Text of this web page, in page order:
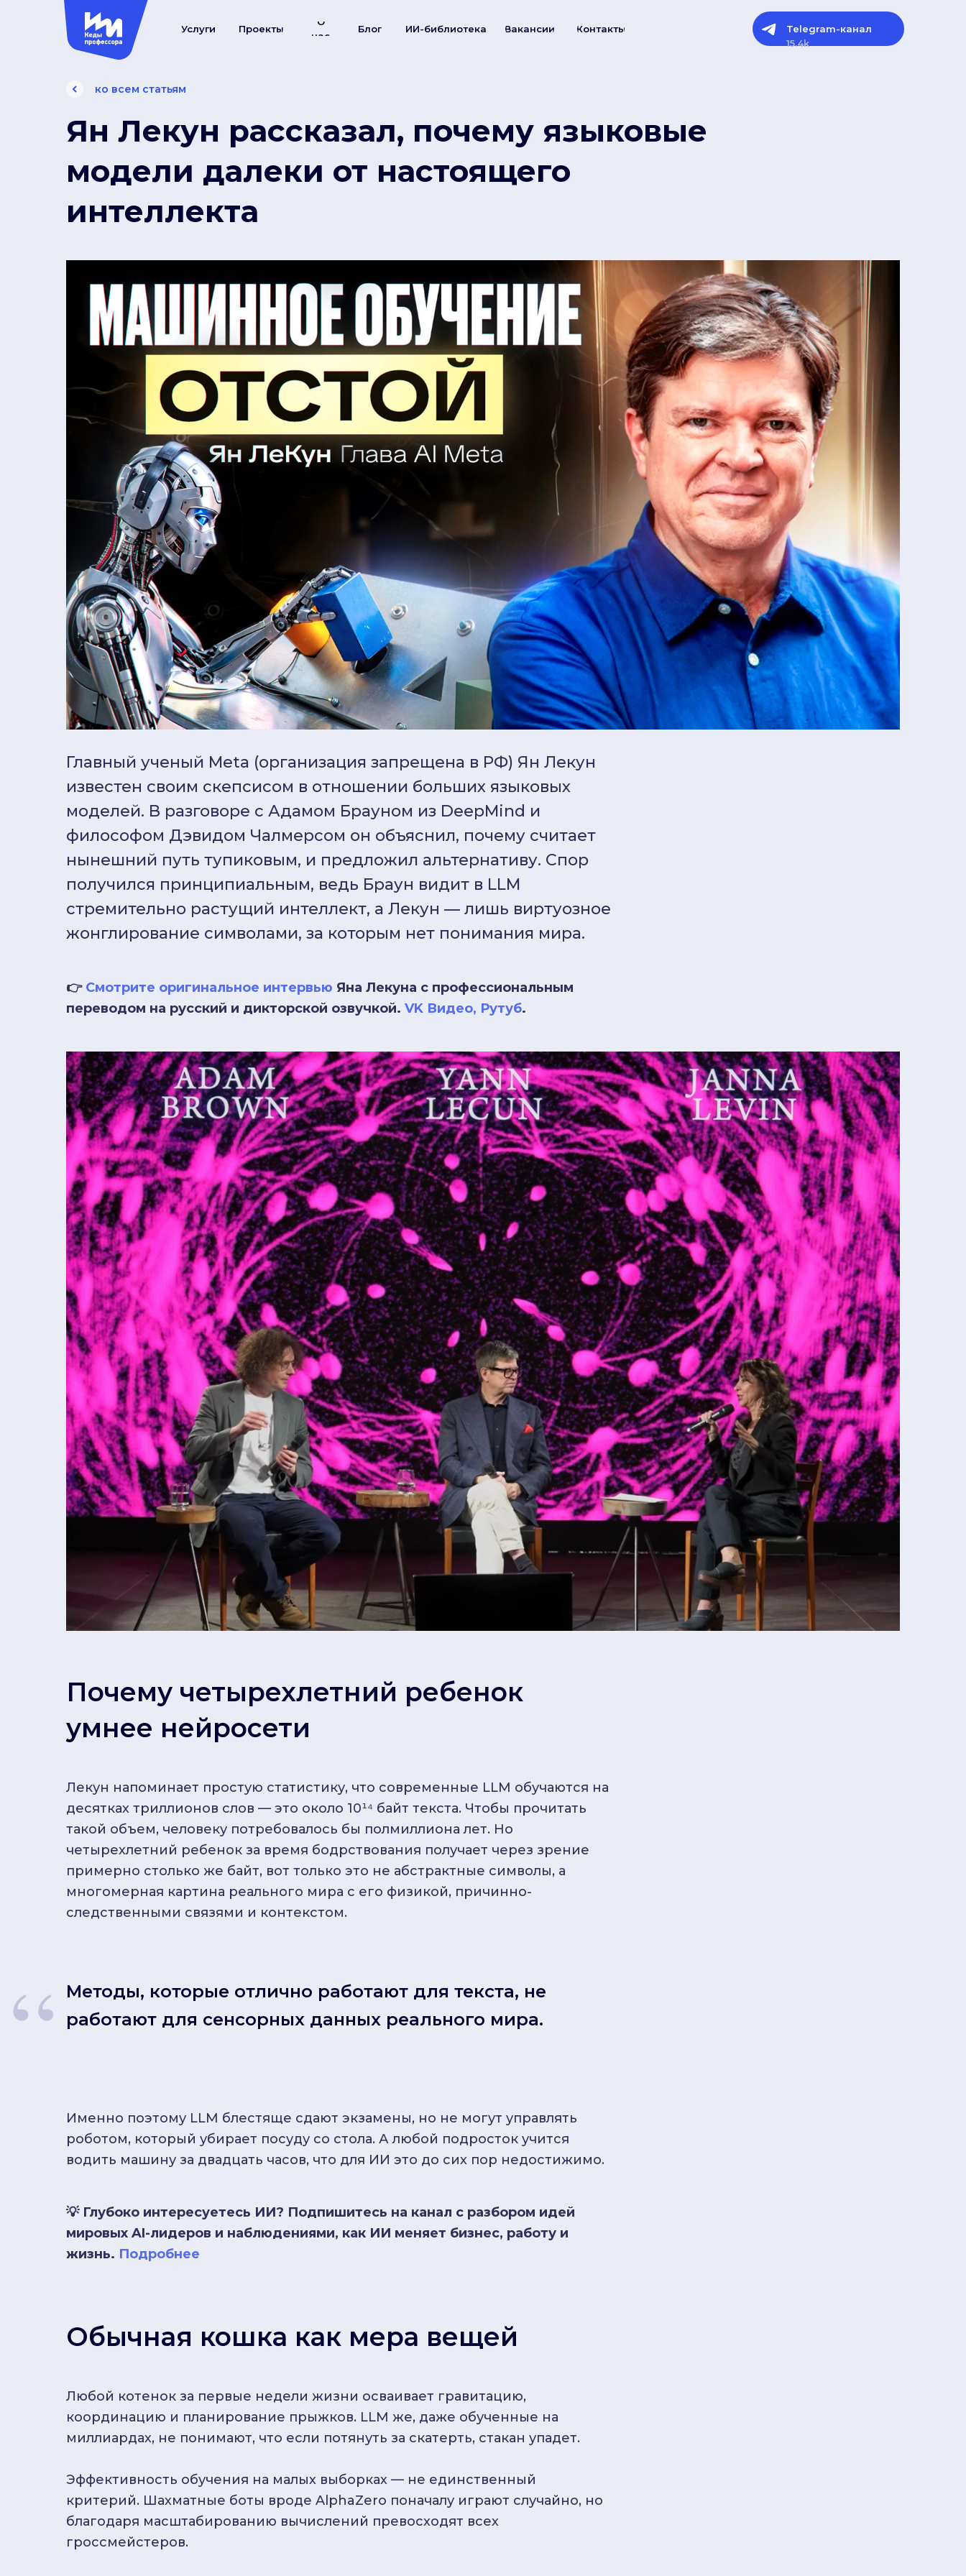
Услуги Проекты
О
нас
Блог Вакансии
ИИ-библиотека Контакты
Telegram-канал
15.4k
ко всем статьям
Ян Лекун рассказал, почему языковые
модели далеки от настоящего
интеллекта
Главный ученый Meta (организация запрещена в РФ) Ян Лекун
известен своим скепсисом в отношении больших языковых
моделей. В разговоре с Адамом Брауном из DeepMind и
философом Дэвидом Чалмерсом он объяснил, почему считает
нынешний путь тупиковым, и предложил альтернативу. Спор
получился принципиальным, ведь Браун видит в LLM
стремительно растущий интеллект, а Лекун — лишь виртуозное
жонглирование символами, за которым нет понимания мира.
👉 Смотрите оригинальное интервью Яна Лекуна с профессиональным
переводом на русский и дикторской озвучкой. VK Видео, Рутуб.
Почему четырехлетний ребенок
умнее нейросети
Лекун напоминает простую статистику, что современные LLM обучаются на
десятках триллионов слов — это около 10¹⁴ байт текста. Чтобы прочитать
такой объем, человеку потребовалось бы полмиллиона лет. Но
четырехлетний ребенок за время бодрствования получает через зрение
примерно столько же байт, вот только это не абстрактные символы, а
многомерная картина реального мира с его физикой, причинно-
следственными связями и контекстом.
“
Методы, которые отлично работают для текста, не
работают для сенсорных данных реального мира.
Именно поэтому LLM блестяще сдают экзамены, но не могут управлять
роботом, который убирает посуду со стола. А любой подросток учится
водить машину за двадцать часов, что для ИИ это до сих пор недостижимо.
💡 Глубоко интересуетесь ИИ? Подпишитесь на канал с разбором идей
мировых AI-лидеров и наблюдениями, как ИИ меняет бизнес, работу и
жизнь. Подробнее
Обычная кошка как мера вещей
Любой котенок за первые недели жизни осваивает гравитацию,
координацию и планирование прыжков. LLM же, даже обученные на
миллиардах, не понимают, что если потянуть за скатерть, стакан упадет.
Эффективность обучения на малых выборках — не единственный
критерий. Шахматные боты вроде AlphaZero поначалу играют случайно, но
благодаря масштабированию вычислений превосходят всех
гроссмейстеров.